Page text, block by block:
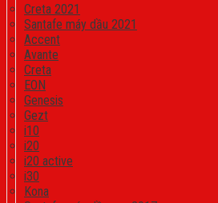
Creta 2021
Santafe máy dầu 2021
Accent
Avante
Creta
EON
Genesis
Gezt
i10
i20
i20 active
i30
Kona